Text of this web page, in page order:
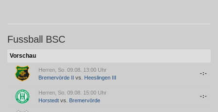
Fussball BSC
Vorschau
Herren, So. 09.08. 13:00 Uhr
Bremervörde II vs. Heeslingen III
-:-
Herren, So. 09.08. 15:00 Uhr
Horstedt vs. Bremervörde
-:-